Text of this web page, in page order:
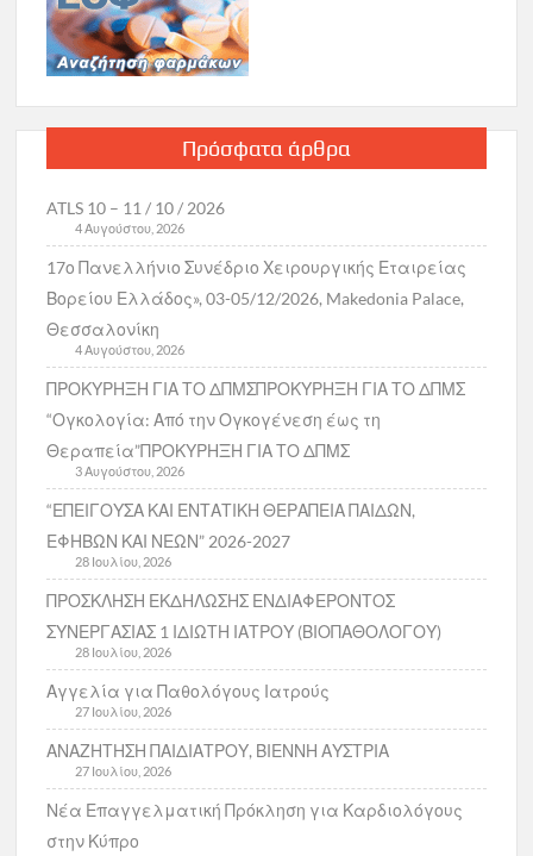
Πρόσφατα άρθρα
ATLS 10 – 11 / 10 / 2026
4 Αυγούστου, 2026
17ο Πανελλήνιο Συνέδριο Χειρουργικής Εταιρείας
Βορείου Ελλάδος», 03-05/12/2026, Makedonia Palace,
Θεσσαλονίκη
4 Αυγούστου, 2026
ΠΡΟΚΥΡΗΞΗ ΓΙΑ ΤΟ ΔΠΜΣΠΡΟΚΥΡΗΞΗ ΓΙΑ ΤΟ ΔΠΜΣ
“Ογκολογία: Από την Ογκογένεση έως τη
Θεραπεία”ΠΡΟΚΥΡΗΞΗ ΓΙΑ ΤΟ ΔΠΜΣ
3 Αυγούστου, 2026
“ΕΠΕΙΓΟΥΣΑ ΚΑΙ ΕΝΤΑΤΙΚΗ ΘΕΡΑΠΕΙΑ ΠΑΙΔΩΝ,
ΕΦΗΒΩΝ ΚΑΙ ΝΕΩΝ” 2026-2027
28 Ιουλίου, 2026
ΠΡΟΣΚΛΗΣΗ ΕΚΔΗΛΩΣΗΣ ΕΝΔΙΑΦΕΡΟΝΤΟΣ
ΣΥΝΕΡΓΑΣΙΑΣ 1 ΙΔΙΩΤΗ ΙΑΤΡΟΥ (ΒΙΟΠΑΘΟΛΟΓΟΥ)
28 Ιουλίου, 2026
Αγγελία για Παθολόγους Ιατρούς
27 Ιουλίου, 2026
ΑΝΑΖΗΤΗΣΗ ΠΑΙΔΙΑΤΡΟΥ, ΒΙΕΝΝΗ ΑΥΣΤΡΙΑ
27 Ιουλίου, 2026
Νέα Επαγγελματική Πρόκληση για Καρδιολόγους
στην Κύπρο